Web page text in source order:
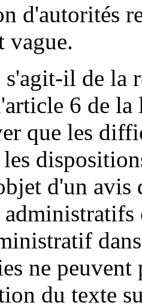
d'autorités
vague.
s'agit-il de la
6 de
que les
d'un avis
ne
du texte